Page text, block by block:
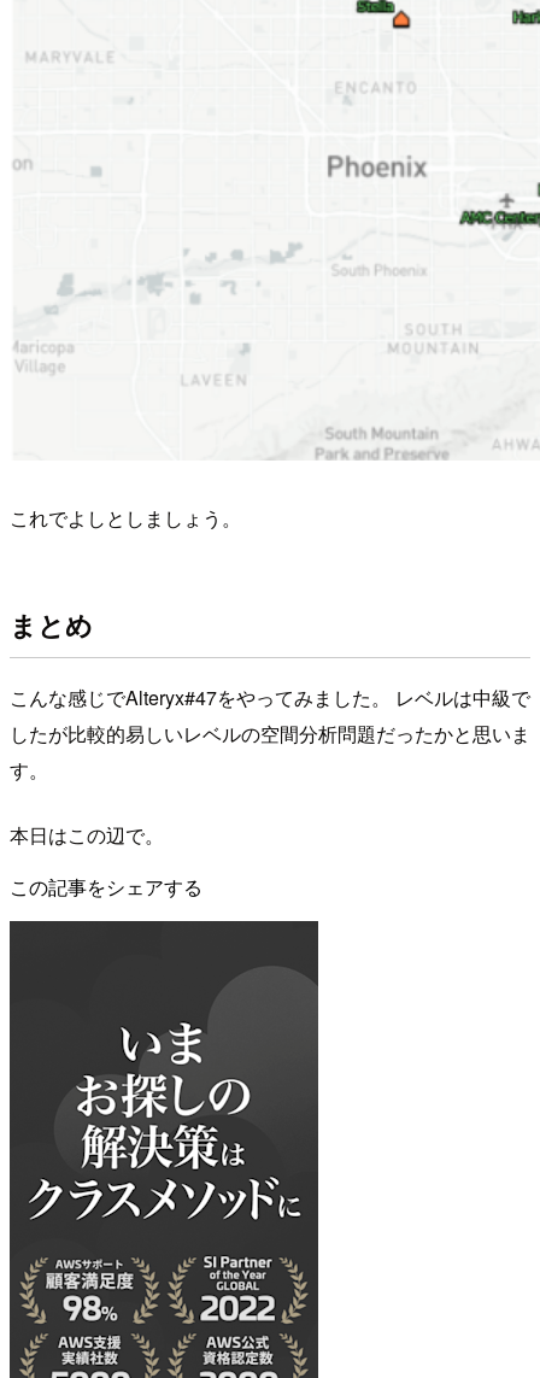
これでよしとしましょう。
まとめ
こんな感じでAlteryx#47をやってみました。 レベルは中級で
したが比較的易しいレベルの空間分析問題だったかと思いま
す。
本日はこの辺で。
この記事をシェアする